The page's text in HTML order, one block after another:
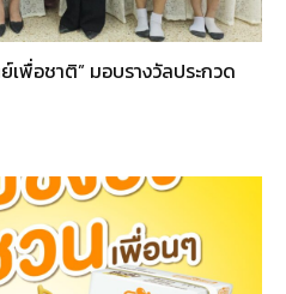
พื่อชาติ” มอบรางวัลประกวด